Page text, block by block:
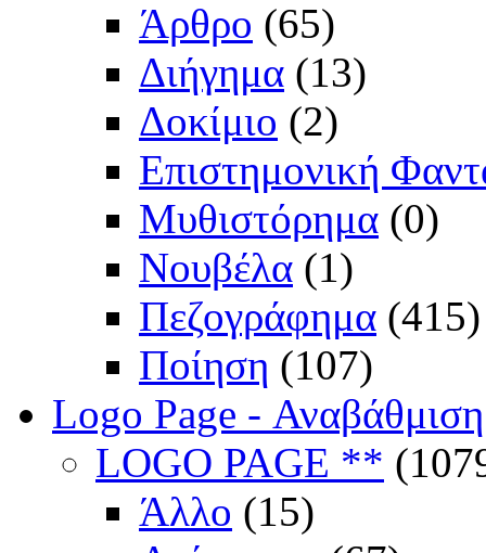
Άρθρο (65)
Διήγημα (13)
Δοκίμιο (2)
Επιστημονική
Μυθιστόρημα (0)
Νουβέλα (1)
Πεζογράφημα (415)
Ποίηση (107)
Logo Page -
LOGO PAGE **
Άλλο (15)